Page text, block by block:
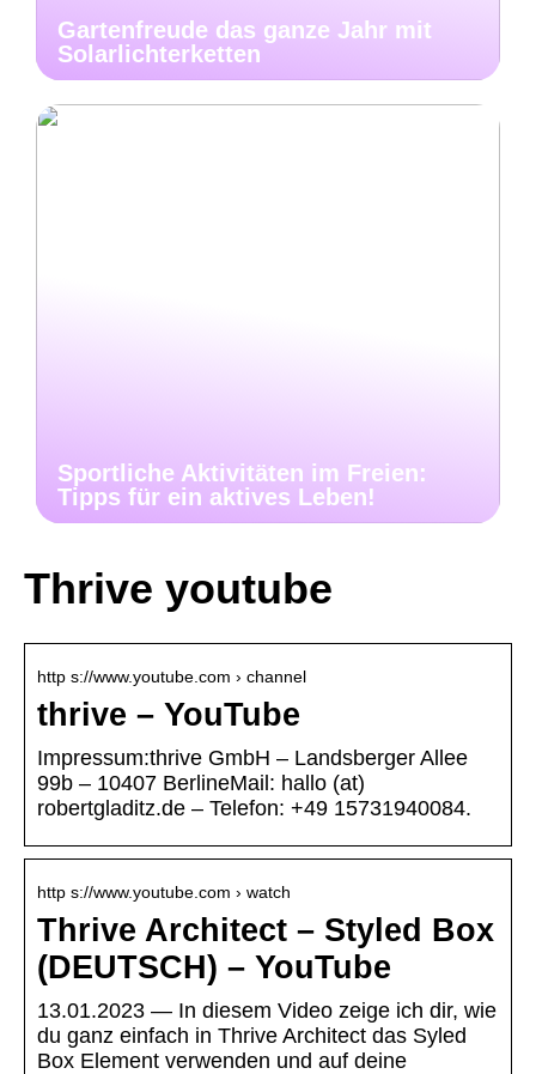
Gartenfreude das ganze Jahr mit
Solarlichterketten
Sportliche Aktivitäten im Freien:
Tipps für ein aktives Leben!
Thrive youtube
http s://www.youtube.com › channel
thrive – YouTube
Impressum:thrive GmbH – Landsberger Allee
99b – 10407 BerlineMail: hallo (at)
robertgladitz.de – Telefon: +49 15731940084.
http s://www.youtube.com › watch
Thrive Architect – Styled Box
(DEUTSCH) – YouTube
13.01.2023 — In diesem Video zeige ich dir, wie
du ganz einfach in Thrive Architect das Syled
Box Element verwenden und auf deine